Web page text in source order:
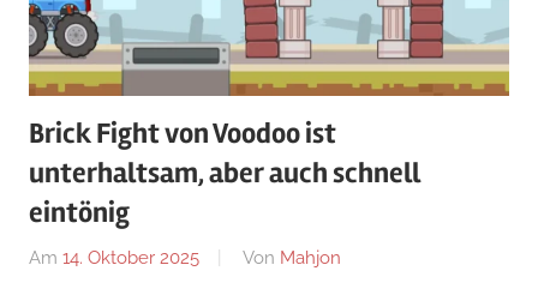
Brick Fight von Voodoo ist
unterhaltsam, aber auch schnell
eintönig
Am 14. Oktober 2025 Von Mahjon